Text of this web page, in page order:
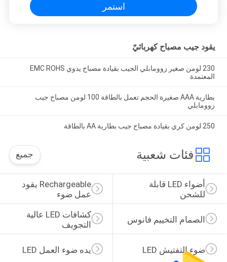
استمر
يقود جيب مصباح كهربائيّ
230 لومن صغير زوومابلي الجيب بقيادة مصباح يدوي EMC ROHS
المعتمدة
بطارية AAA صغيرة الحجم تعمل بالطاقة 100 لومن مصباح جيب
زوومابلي
250 لومن كري بقيادة مصباح جيب بطارية AA بالطاقة
فئات شعبية جميع
Rechargeable يقود
عمل ضوء
أضواء LED قابلة
للشحن
كشافات LED عالية
التجويف
الصمام التخييم فانوس
يده ضوء العمل LED ضوء التفتيش LED